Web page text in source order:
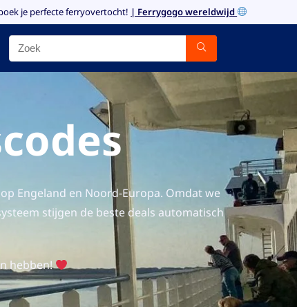
je perfecte ferryovertocht! | Ferrygogo wereldwijd
Engeland en Noord-Europa. Omdat we
stijgen de beste deals automatisch
hebben!